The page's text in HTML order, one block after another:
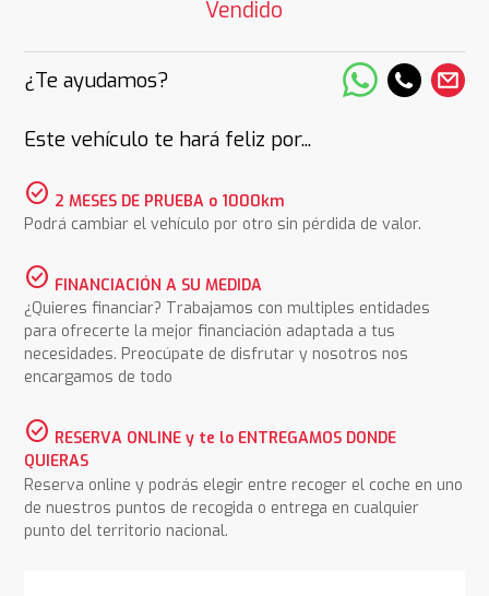
Vendido
¿Te ayudamos?
Este vehículo te hará feliz por...
check_circle 2 MESES DE PRUEBA o 1000km
Podrá cambiar el vehículo por otro sin pérdida de valor.
check_circle FINANCIACIÓN A SU MEDIDA
¿Quieres financiar? Trabajamos con multiples entidades
para ofrecerte la mejor financiación adaptada a tus
necesidades. Preocúpate de disfrutar y nosotros nos
encargamos de todo
check_circle RESERVA ONLINE y te lo ENTREGAMOS DONDE
QUIERAS
Reserva online y podrás elegir entre recoger el coche en uno
de nuestros puntos de recogida o entrega en cualquier
punto del territorio nacional.